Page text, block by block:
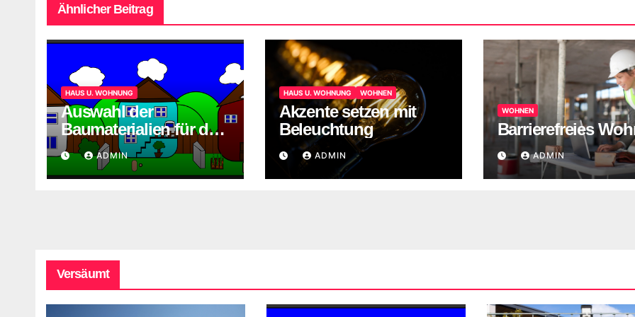
Ähnlicher Beitrag
HAUS U. WOHNUNG
Auswahl der
Baumaterialien für den
Hausbau
ADMIN
HAUS U. WOHNUNG WOHNEN
Akzente setzen mit
Beleuchtung
ADMIN
WOHNEN
Barrierefreies
ADMIN
Versäumt